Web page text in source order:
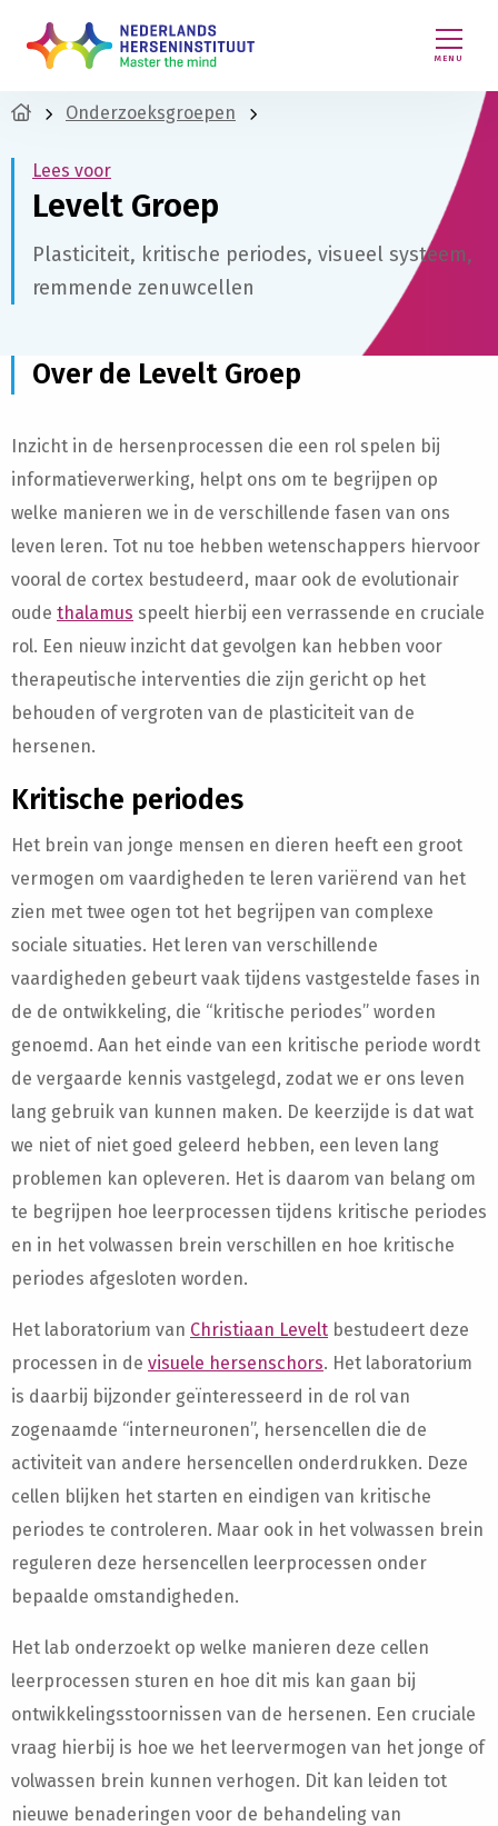
MENU
Onderzoeksgroepen
Lees voor
Levelt Groep
Plasticiteit, kritische periodes, visueel systeem,
remmende zenuwcellen
Over de Levelt Groep
Inzicht in de hersenprocessen die een rol spelen bij
informatieverwerking, helpt ons om te begrijpen op
welke manieren we in de verschillende fasen van ons
leven leren. Tot nu toe hebben wetenschappers hiervoor
vooral de cortex bestudeerd, maar ook de evolutionair
oude thalamus speelt hierbij een verrassende en cruciale
rol. Een nieuw inzicht dat gevolgen kan hebben voor
therapeutische interventies die zijn gericht op het
behouden of vergroten van de plasticiteit van de
hersenen.
Kritische periodes
Het brein van jonge mensen en dieren heeft een groot
vermogen om vaardigheden te leren variërend van het
zien met twee ogen tot het begrijpen van complexe
sociale situaties. Het leren van verschillende
vaardigheden gebeurt vaak tijdens vastgestelde fases in
de de ontwikkeling, die “kritische periodes” worden
genoemd. Aan het einde van een kritische periode wordt
de vergaarde kennis vastgelegd, zodat we er ons leven
lang gebruik van kunnen maken. De keerzijde is dat wat
we niet of niet goed geleerd hebben, een leven lang
problemen kan opleveren. Het is daarom van belang om
te begrijpen hoe leerprocessen tijdens kritische periodes
en in het volwassen brein verschillen en hoe kritische
periodes afgesloten worden.
Het laboratorium van Christiaan Levelt bestudeert deze
processen in de visuele hersenschors. Het laboratorium
is daarbij bijzonder geïnteresseerd in de rol van
zogenaamde “interneuronen”, hersencellen die de
activiteit van andere hersencellen onderdrukken. Deze
cellen blijken het starten en eindigen van kritische
periodes te controleren. Maar ook in het volwassen brein
reguleren deze hersencellen leerprocessen onder
bepaalde omstandigheden.
Het lab onderzoekt op welke manieren deze cellen
leerprocessen sturen en hoe dit mis kan gaan bij
ontwikkelingsstoornissen van de hersenen. Een cruciale
vraag hierbij is hoe we het leervermogen van het jonge of
volwassen brein kunnen verhogen. Dit kan leiden tot
nieuwe benaderingen voor de behandeling van